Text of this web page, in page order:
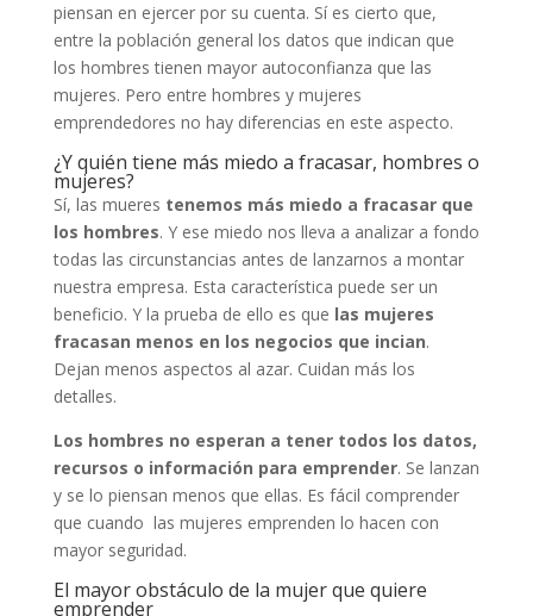
piensan en ejercer por su cuenta. Sí es cierto que,
entre la población general los datos que indican que
los hombres tienen mayor autoconfianza que las
mujeres. Pero entre hombres y mujeres
emprendedores no hay diferencias en este aspecto.
¿Y quién tiene más miedo a fracasar, hombres o
mujeres?
Sí, las mueres tenemos más miedo a fracasar que
los hombres. Y ese miedo nos lleva a analizar a fondo
todas las circunstancias antes de lanzarnos a montar
nuestra empresa. Esta característica puede ser un
beneficio. Y la prueba de ello es que las mujeres
fracasan menos en los negocios que incian.
Dejan menos aspectos al azar. Cuidan más los
detalles.
Los hombres no esperan a tener todos los datos,
recursos o información para emprender. Se lanzan
y se lo piensan menos que ellas. Es fácil comprender
que cuando las mujeres emprenden lo hacen con
mayor seguridad.
El mayor obstáculo de la mujer que quiere
emprender